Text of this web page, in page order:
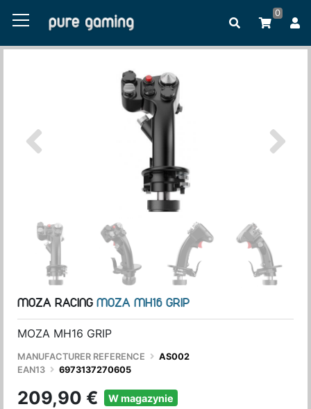
0
MOZA RACING MOZA MH16 GRIP
MOZA MH16 GRIP
MANUFACTURER REFERENCE
AS002
EAN13
6973137270605
209,90 € W magazynie